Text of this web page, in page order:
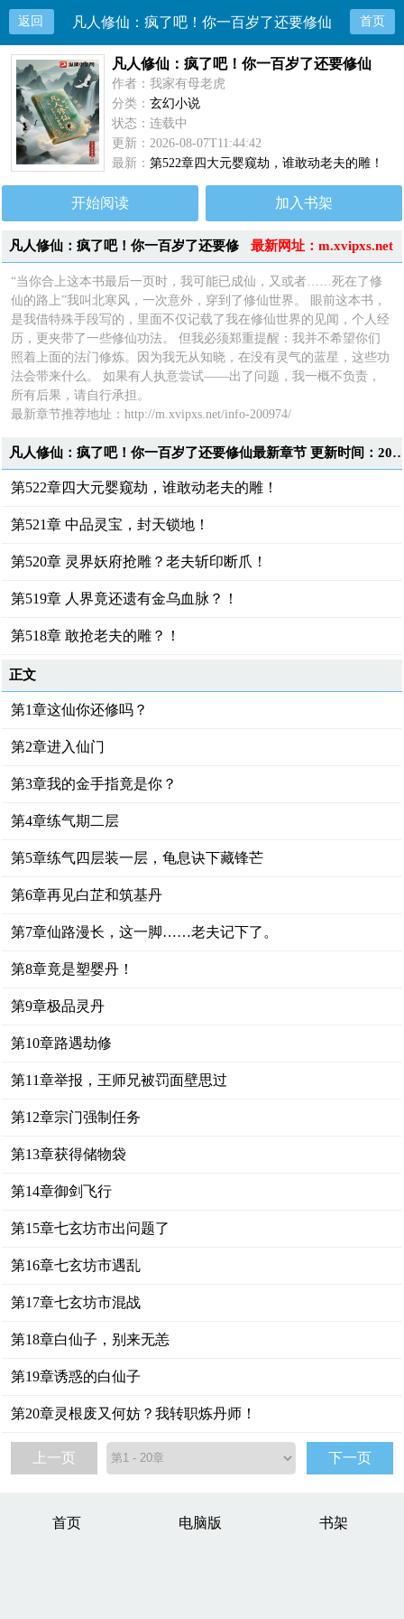
返回 凡人修仙：疯了吧！你一百岁了还要修仙 首页
凡人修仙：疯了吧！你一百岁了还要修仙
作者：我家有母老虎
分类：玄幻小说
状态：连载中
更新：2026-08-07T11:44:42
最新：第522章四大元婴窥劫，谁敢动老夫的雕！
开始阅读 加入书架
最新网址：m.xvipxs.net
凡人修仙：疯了吧！你一百岁了还要修
仙小说简介
“当你合上这本书最后一页时，我可能已成仙，又或者……死在了修
仙的路上”我叫北寒风，一次意外，穿到了修仙世界。 眼前这本书，
是我借特殊手段写的，里面不仅记载了我在修仙世界的见闻，个人经
历，更夹带了一些修仙功法。 但我必须郑重提醒：我并不希望你们
照着上面的法门修炼。因为我无从知晓，在没有灵气的蓝星，这些功
法会带来什么。 如果有人执意尝试——出了问题，我一概不负责，
所有后果，请自行承担。
最新章节推荐地址：http://m.xvipxs.net/info-200974/
凡人修仙：疯了吧！你一百岁了还要修仙最新章节 更新
第522章四大元婴窥劫，谁敢动老夫的雕！
第521章 中品灵宝，封天锁地！
第520章 灵界妖府抢雕？老夫斩印断爪！
第519章 人界竟还遗有金乌血脉？！
第518章 敢抢老夫的雕？！
正文
第1章这仙你还修吗？
第2章进入仙门
第3章我的金手指竟是你？
第4章练气期二层
第5章练气四层装一层，龟息诀下藏锋芒
第6章再见白芷和筑基丹
第7章仙路漫长，这一脚……老夫记下了。
第8章竟是塑婴丹！
第9章极品灵丹
第10章路遇劫修
第11章举报，王师兄被罚面壁思过
第12章宗门强制任务
第13章获得储物袋
第14章御剑飞行
第15章七玄坊市出问题了
第16章七玄坊市遇乱
第17章七玄坊市混战
第18章白仙子，别来无恙
第19章诱惑的白仙子
第20章灵根废又何妨？我转职炼丹师！
上一页 下一页
首页 电脑版 书架